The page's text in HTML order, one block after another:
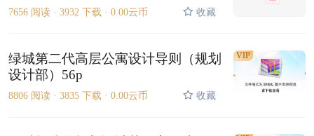
7656 阅读 · 3932 下载 · 0.00云币 收藏
绿城第二代高层公寓设计导则（规划
设计部）56p
8806 阅读 · 3835 下载 · 0.00云币 收藏
VIP